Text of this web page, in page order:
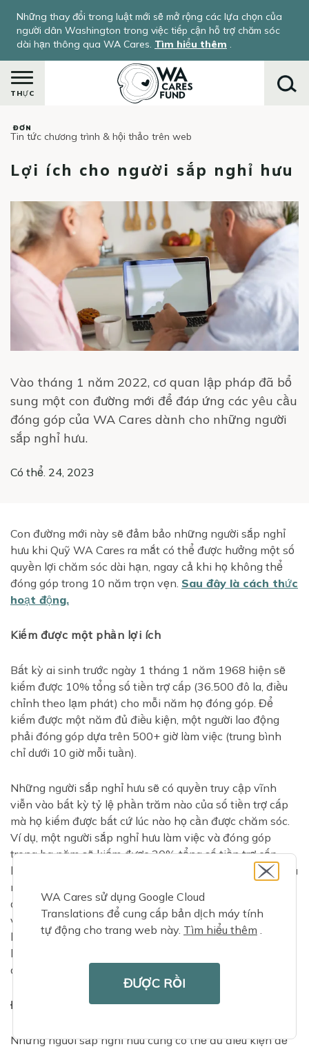
đến
dung
Những thay đổi trong luật mới sẽ mở rộng các lựa chọn của
người dân Washington trong việc tiếp cận hỗ trợ chăm sóc
dài hạn thông qua WA Cares. Tìm hiểu thêm .
THỰC
ĐƠN
kiếm
Tin tức chương trình & hội thảo trên web
Lợi ích cho người sắp nghỉ hưu
Có thể. 24, 2023
Vào tháng 1 năm 2022, cơ quan lập pháp đã bổ
sung một con đường mới để đáp ứng các yêu cầu
đóng góp của WA Cares dành cho những người
sắp nghỉ hưu.
Con đường mới này sẽ đảm bảo những người sắp nghỉ
hưu khi Quỹ WA Cares ra mắt có thể được hưởng một số
quyền lợi chăm sóc dài hạn, ngay cả khi họ không thể
đóng góp trong 10 năm trọn vẹn. Sau đây là cách thức
hoạt động.
Kiếm được một phần lợi ích
Bất kỳ ai sinh trước ngày 1 tháng 1 năm 1968 hiện sẽ
kiếm được 10% tổng số tiền trợ cấp (36.500 đô la, điều
chỉnh theo lạm phát) cho mỗi năm họ đóng góp. Để
kiếm được một năm đủ điều kiện, một người lao động
phải đóng góp dựa trên 500+ giờ làm việc (trung bình
chỉ dưới 10 giờ mỗi tuần).
Những người sắp nghỉ hưu sẽ có quyền truy cập vĩnh
viễn vào bất kỳ tỷ lệ phần trăm nào của số tiền trợ cấp
mà họ kiếm được bất cứ lúc nào họ cần được chăm sóc.
Ví dụ, một người sắp nghỉ hưu làm việc và đóng góp
trong ba năm sẽ kiếm được 30% tổng số tiền trợ cấp -
khoảng 11.000 đô la. Ngay cả những người sắp nghỉ hưu
nghỉ hưu vào năm 2023 cũng có thể đủ điều kiện để
được hưởng trợ cấp. Nếu một người sắp nghỉ hưu làm
việc và đóng góp trong hơn 500 giờ (chỉ hơn ba tháng
làm việc toàn thời gian) vào năm 2023 và sau đó nghỉ
hưu, họ sẽ kiếm được 10% số tiền trợ cấp. Khoảng 3.650
đô la.
Được hưởng toàn bộ lợi ích
Những người sắp nghỉ hưu cũng có thể đủ điều kiện để
WA Cares sử dụng Google Cloud
Translations để cung cấp bản dịch máy tính
tự động cho trang web này. Tìm hiểu thêm
ĐƯỢC RỒI